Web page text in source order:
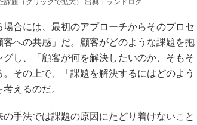
題（クリックで拡大） 出典：ランドログ
合には、最初のアプローチからそのプロセ
への共感」だ。顧客がどのような課題を抱
し、「顧客が何を解決したいのか、そもそ
その上で、「課題を解決するにはどのよう
えるのだ。
手法では課題の原因にたどり着けないこと